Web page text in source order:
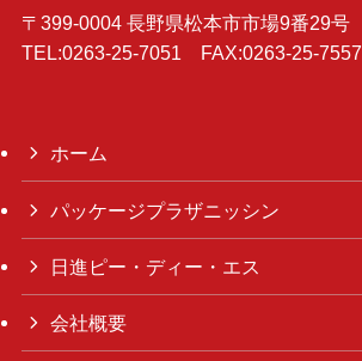
〒399-0004 長野県松本市市場9番29号
TEL:0263-25-7051 FAX:0263-25-7557
ホーム
パッケージプラザニッシン
日進ピー・ディー・エス
会社概要